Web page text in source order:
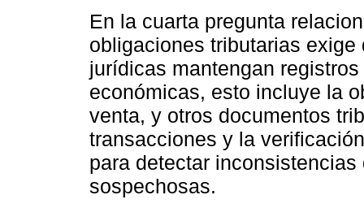
En la cuarta pregunta
obligaciones tributarias
jurídicas mantengan
económicas, esto incluye la
venta, y otros documentos
transacciones y la
para detectar
sospechosas.